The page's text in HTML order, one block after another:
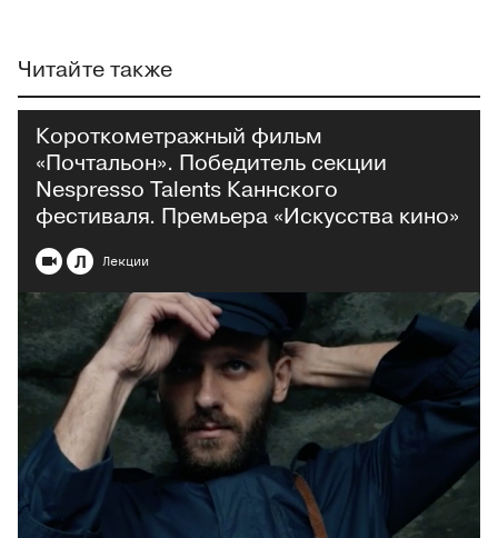
Читайте также
Короткометражный фильм
«Почтальон». Победитель секции
Nespresso Talents Каннского
фестиваля. Премьера «Искусства кино»
Л Лекции